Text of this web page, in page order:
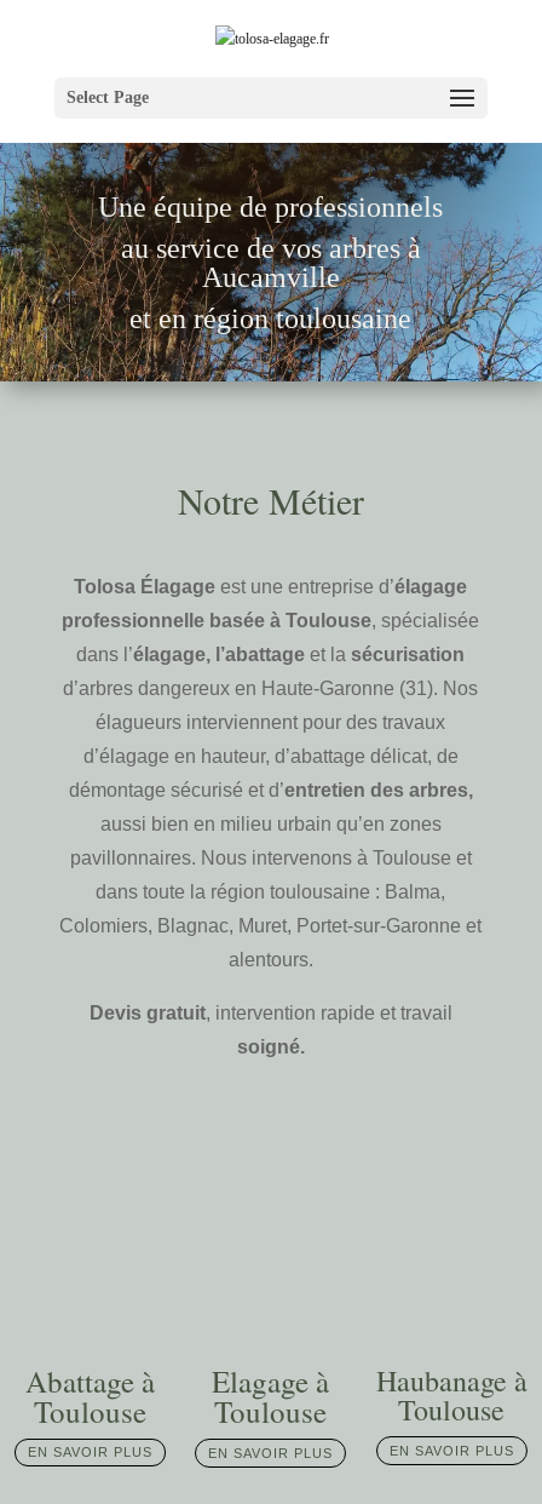
Select Page
Une équipe de professionnels
au service de vos arbres à
Aucamville
et en région toulousaine
Notre Métier
Tolosa Élagage est une entreprise d’élagage
professionnelle basée à Toulouse, spécialisée
dans l’élagage, l’abattage et la sécurisation
d’arbres dangereux en Haute-Garonne (31). Nos
élagueurs interviennent pour des travaux
d’élagage en hauteur, d’abattage délicat, de
démontage sécurisé et d’entretien des arbres,
aussi bien en milieu urbain qu’en zones
pavillonnaires. Nous intervenons à Toulouse et
dans toute la région toulousaine : Balma,
Colomiers, Blagnac, Muret, Portet-sur-Garonne et
alentours.
Devis gratuit, intervention rapide et travail
soigné.
Abattage à
Toulouse
EN SAVOIR PLUS
Elagage à
Toulouse
EN SAVOIR PLUS
Haubanage à
Toulouse
EN SAVOIR PLUS